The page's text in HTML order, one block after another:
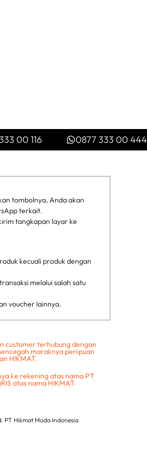
00 116 0877 333 00 444
tombolnya, Anda akan
terkait.
tangkapan layar ke
kecuali produk dengan
melalui salah satu
voucher lainnya.
customer terhubung dengan
maraknya penipuan
HIKMAT.
ke rekening atas nama PT
atas nama HIKMAT.
PT Hikmat Moda Indonesia